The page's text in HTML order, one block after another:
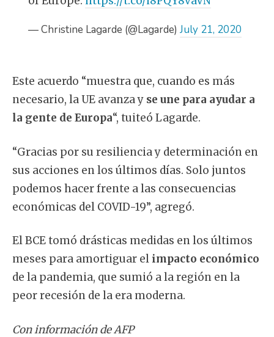
— Christine Lagarde (@Lagarde) July 21, 2020
Este acuerdo “muestra que, cuando es más
necesario, la UE avanza y se une para ayudar a
la gente de Europa“, tuiteó Lagarde.
“Gracias por su resiliencia y determinación en
sus acciones en los últimos días. Solo juntos
podemos hacer frente a las consecuencias
económicas del COVID-19”, agregó.
El BCE tomó drásticas medidas en los últimos
meses para amortiguar el impacto económico
de la pandemia, que sumió a la región en la
peor recesión de la era moderna.
Con información de AFP